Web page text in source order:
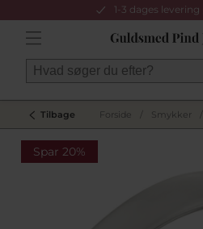
1-3 dages
Tilbage Forside Smykker
Spar 20%